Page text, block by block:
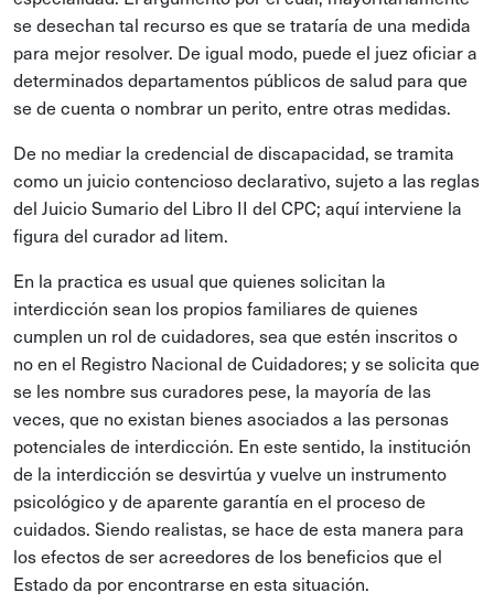
se desechan tal recurso es que se trataría de una medida
para mejor resolver. De igual modo, puede el juez oficiar a
determinados departamentos públicos de salud para que
se de cuenta o nombrar un perito, entre otras medidas.
De no mediar la credencial de discapacidad, se tramita
como un juicio contencioso declarativo, sujeto a las reglas
del Juicio Sumario del Libro II del CPC; aquí interviene la
figura del curador ad litem.
En la practica es usual que quienes solicitan la
interdicción sean los propios familiares de quienes
cumplen un rol de cuidadores, sea que estén inscritos o
no en el Registro Nacional de Cuidadores; y se solicita que
se les nombre sus curadores pese, la mayoría de las
veces, que no existan bienes asociados a las personas
potenciales de interdicción. En este sentido, la institución
de la interdicción se desvirtúa y vuelve un instrumento
psicológico y de aparente garantía en el proceso de
cuidados. Siendo realistas, se hace de esta manera para
los efectos de ser acreedores de los beneficios que el
Estado da por encontrarse en esta situación.